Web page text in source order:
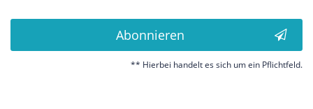
Abonnieren
** Hierbei handelt es sich um ein Pflichtfeld.